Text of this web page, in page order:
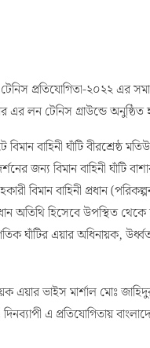
প্রতিযোগিতা-২০২২ এর
এর লন টেনিস গ্রাউন্ডে অনুষ্ঠিত
বাহিনী ঘাঁটি বীরশ্রেষ্ঠ
জন্য বিমান বাহিনী ঘাঁটি
বিমান বাহিনী প্রধান
অতিথি হিসেবে উপস্থিত
ঘাঁটির এয়ার অধিনায়ক,
এয়ার ভাইস মার্শাল মোঃ
এ প্রতিযোগিতায়